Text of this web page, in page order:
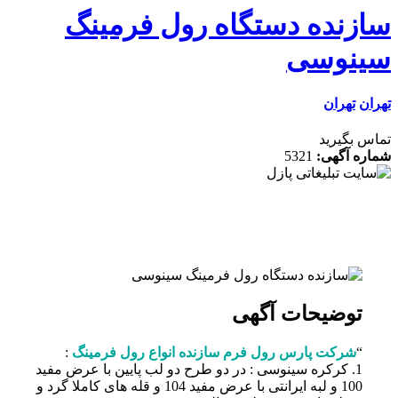
دستگاه رول فرمینگ
تهران
بگیرید
آگهی:5321
توضیحات آگهی
شرکت پارس رول فرم سازنده انواع رول فرمینگ :
1. کرکره سینوسی : در دو طرح دو لب پایین با عرض مفید
100 و لبه ایرانتی با عرض مفید 104 و قله های کاملا گرد و